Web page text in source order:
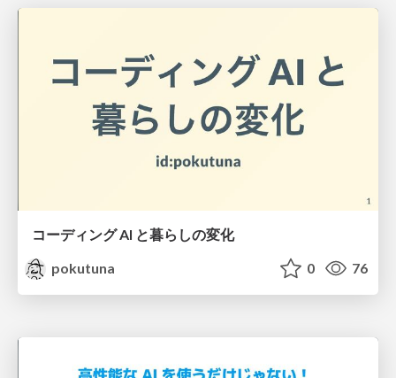
コーディング AI と暮らしの変化
pokutuna
0 76